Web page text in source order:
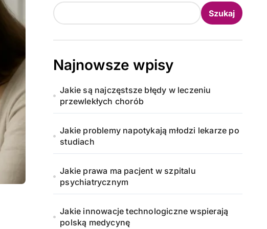
Szukaj
Najnowsze wpisy
Jakie są najczęstsze błędy w leczeniu
przewlekłych chorób
Jakie problemy napotykają młodzi lekarze po
studiach
Jakie prawa ma pacjent w szpitalu
psychiatrycznym
Jakie innowacje technologiczne wspierają
polską medycynę